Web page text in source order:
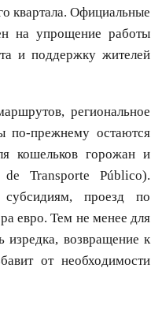
квартала. Официальные
на упрощение работы
и поддержку жителей
региональное
по-прежнему остаются
кошельков горожан и
de Transporte Público).
субсидиям, проезд по
евро. Тем не менее для
изредка, возвращение к
от необходимости